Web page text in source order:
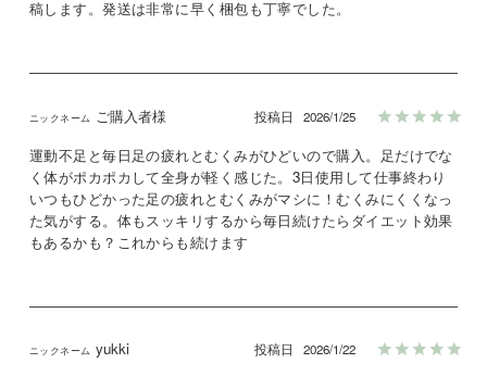
稿します。発送は非常に早く梱包も丁寧でした。
ご購入者様 投稿日 2026/1/25
運動不足と毎日足の疲れとむくみがひどいので購入。足だけでな
く体がポカポカして全身が軽く感じた。3日使用して仕事終わり
いつもひどかった足の疲れとむくみがマシに！むくみにくくなっ
た気がする。体もスッキリするから毎日続けたらダイエット効果
もあるかも？これからも続けます
yukki 投稿日 2026/1/22